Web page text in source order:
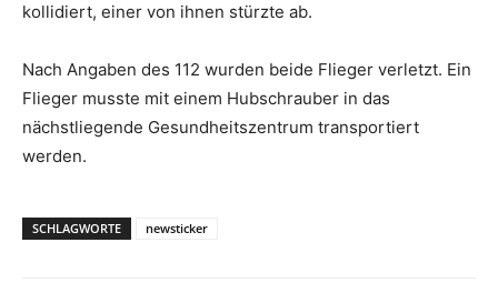
kollidiert, einer von ihnen stürzte ab.
Nach Angaben des 112 wurden beide Flieger verletzt. Ein
Flieger musste mit einem Hubschrauber in das
nächstliegende Gesundheitszentrum transportiert
werden.
SCHLAGWORTE newsticker